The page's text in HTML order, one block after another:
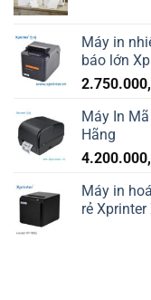
Máy in
báo lớn
Máy In
Hãng
Máy in
rẻ